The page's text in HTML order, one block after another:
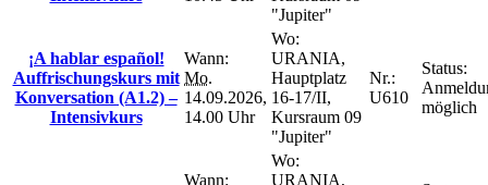
"Jupiter"
¡A hablar español!
Auffrischungskurs mit
Konversation (A1.2) –
Intensivkurs
Wann:
Mo.
14.09.2026,
14.00 Uhr
Wo:
URANIA,
Hauptplatz
16-17/II,
Kursraum 09
"Jupiter"
Nr.:
U610
Status:
möglich
Wann:
Wo:
URANIA,